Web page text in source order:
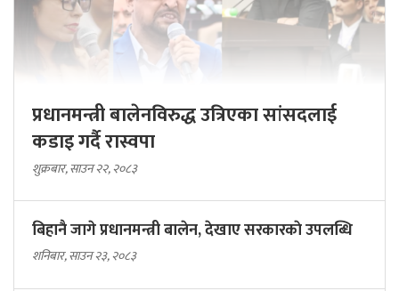
प्रधानमन्त्री बालेनविरुद्ध उत्रिएका सांसदलाई
कडाइ गर्दै रास्वपा
शुक्रबार, साउन २२, २०८३
बिहानै जागे प्रधानमन्त्री बालेन, देखाए सरकारकाे उपलब्धि
शनिबार, साउन २३, २०८३